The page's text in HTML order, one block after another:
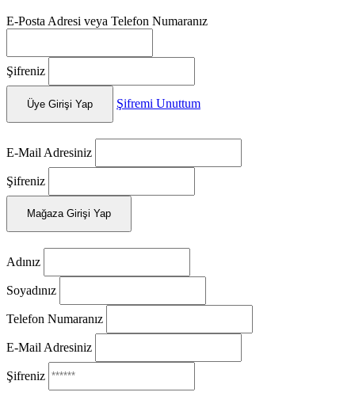
E-Posta Adresi veya Telefon Numaranız
Şifreniz
Üye Girişi Yap Şifremi Unuttum
E-Mail Adresiniz
Şifreniz
Mağaza Girişi Yap
Adınız
Soyadınız
Telefon Numaranız
E-Mail Adresiniz
Şifreniz